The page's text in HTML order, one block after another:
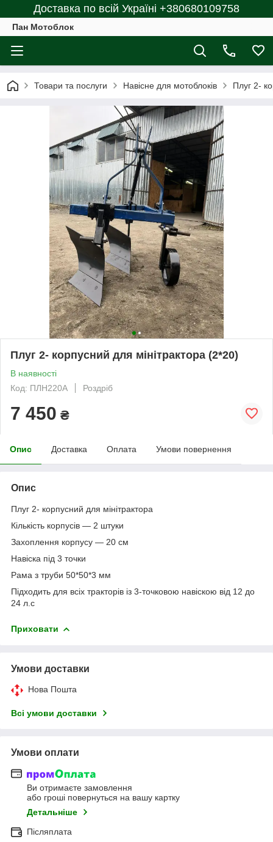
Доставка по всій Україні +380680109758
Пан Мотоблок
Товари та послуги Навісне для мотоблоків Плуг 2-
Плуг 2- корпусний для мінітрактора (2*20)
В наявності
Код: ПЛН220А
Роздріб
7 450 ₴
Опис Доставка Оплата Умови повернення
Опис
Плуг 2- корпусний для мінітрактора
Кількість корпусів — 2 штуки
Захоплення корпусу — 20 см
Навіска під 3 точки
Рама з труби 50*50*3 мм
Підходить для всіх тракторів із 3-точковою навіскою від 12 до
24 л.с
Приховати
Умови доставки
Нова Пошта
Всі умови доставки
Умови оплати
Ви отримаєте замовлення
або гроші повернуться на вашу картку
Детальніше
Післяплата